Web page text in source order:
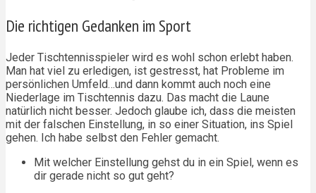
Die richtigen Gedanken im Sport
Jeder Tischtennisspieler wird es wohl schon erlebt haben.
Man hat viel zu erledigen, ist gestresst, hat Probleme im
persönlichen Umfeld…und dann kommt auch noch eine
Niederlage im Tischtennis dazu. Das macht die Laune
natürlich nicht besser. Jedoch glaube ich, dass die meisten
mit der falschen Einstellung, in so einer Situation, ins Spiel
gehen. Ich habe selbst den Fehler gemacht.
Mit welcher Einstellung gehst du in ein Spiel, wenn es
dir gerade nicht so gut geht?